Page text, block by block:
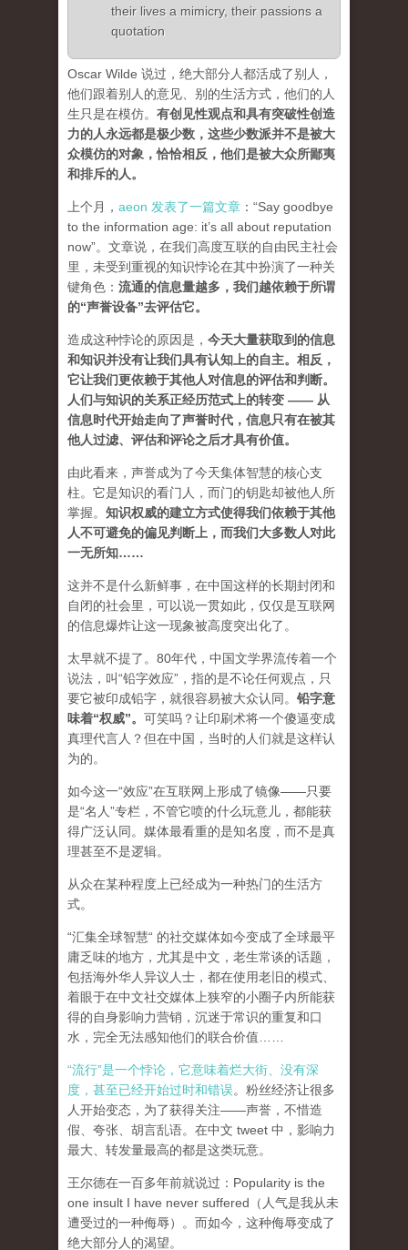
their lives a mimicry, their passions a
quotation
Oscar Wilde 说过，绝大部分人都活成了别人，
他们跟着别人的意见、别的生活方式，他们的人
生只是在模仿。 有创见性观点和具有突破性创造
力的人永远都是极少数，这些少数派并不是被大
众模仿的对象，恰恰相反，他们是被大众所鄙夷
和排斥的人。
上个月， aeon 发表了一篇文章 ：“Say goodbye
to the information age: it’s all about reputation
now”。文章说，在我们高度互联的自由民主社会
里，未受到重视的知识悖论在其中扮演了一种关
键角色： 流通的信息量越多，我们越依赖于所谓
的“声誉设备”去评估它。
造成这种悖论的原因是， 今天大量获取到的信息
和知识并没有让我们具有认知上的自主。相反，
它让我们更依赖于其他人对信息的评估和判断。
人们与知识的关系正经历范式上的转变 —— 从
信息时代开始走向了声誉时代，信息只有在被其
他人过滤、评估和评论之后才具有价值。
由此看来，声誉成为了今天集体智慧的核心支
柱。它是知识的看门人，而门的钥匙却被他人所
掌握。 知识权威的建立方式使得我们依赖于其他
人不可避免的偏见判断上，而我们大多数人对此
一无所知……
这并不是什么新鲜事，在中国这样的长期封闭和
自闭的社会里，可以说一贯如此，仅仅是互联网
的信息爆炸让这一现象被高度突出化了。
太早就不提了。80年代，中国文学界流传着一个
说法，叫“铅字效应”，指的是不论任何观点，只
要它被印成铅字，就很容易被大众认同。 铅字意
味着“权威”。 可笑吗？让印刷术将一个傻逼变成
真理代言人？但在中国，当时的人们就是这样认
为的。
如今这一“效应”在互联网上形成了镜像——只要
是“名人”专栏，不管它喷的什么玩意儿，都能获
得广泛认同。媒体最看重的是知名度，而不是真
理甚至不是逻辑。
从众在某种程度上已经成为一种热门的生活方
式。
“汇集全球智慧“ 的社交媒体如今变成了全球最平
庸乏味的地方，尤其是中文，老生常谈的话题，
包括海外华人异议人士，都在使用老旧的模式、
着眼于在中文社交媒体上狭窄的小圈子内所能获
得的自身影响力营销，沉迷于常识的重复和口
水，完全无法感知他们的联合价值……
“流行”是一个悖论，它意味着烂大街、没有深
度，甚至已经开始过时和错误。粉丝经济让很多
人开始变态，为了获得关注——声誉，不惜造
假、夸张、胡言乱语。在中文 tweet 中，影响力
最大、转发量最高的都是这类玩意。
王尔德在一百多年前就说过：Popularity is the
one insult I have never suffered（人气是我从未
遭受过的一种侮辱）。而如今，这种侮辱变成了
绝大部分人的渴望。